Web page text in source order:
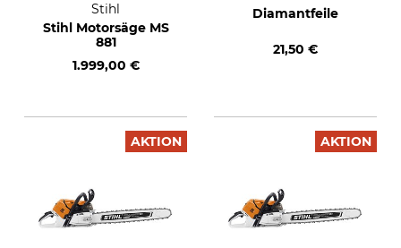
Stihl
Stihl Motorsäge MS
881
1.999,00 €
Diamantfeile
21,50 €
AKTION AKTION